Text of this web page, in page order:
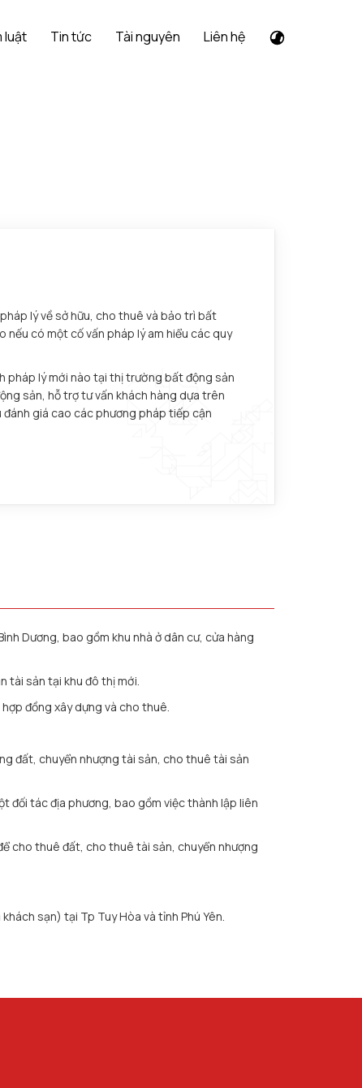
luật Tin tức Tài nguyên Liên hệ
lý về sở hữu, cho thuê và bảo trì bất
có một cố vấn pháp lý am hiểu các quy
pháp lý mới nào tại thị trường bất động sản
sản, hỗ trợ tư vấn khách hàng dựa trên
giá cao các phương pháp tiếp cận
Dương, bao gồm khu nhà ở dân cư, cửa hàng
tài sản tại khu đô thị mới.
đồng xây dựng và cho thuê.
đất, chuyển nhượng tài sản, cho thuê tài sản
đối tác địa phương, bao gồm việc thành lập liên
cho thuê đất, cho thuê tài sản, chuyển nhượng
sạn) tại Tp Tuy Hòa và tỉnh Phú Yên.